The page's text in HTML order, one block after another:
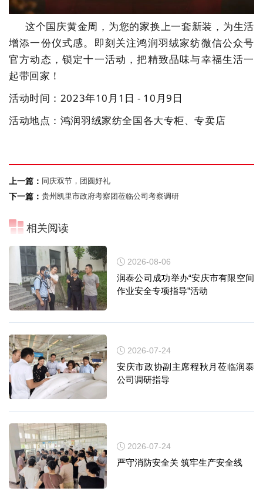
这个国庆黄金周，为您的家换上一套新装，为生活
增添一份仪式感。即刻关注鸿润羽绒家纺微信公众号
官方动态，锁定十一活动，把精致品味与幸福生活一
起带回家！
活动时间： 2023年10月1日 - 10月9日
活动地点：鸿润羽绒家纺全国各大专柜、专卖店
上一篇： 同庆双节，团圆好礼
下一篇： 贵州凯里市政府考察团莅临公司考察调研
相关阅读
2026-08-06
润泰公司成功举办“安庆市有限空间
作业安全专项指导”活动
2026-07-24
安庆市政协副主席程秋月莅临润泰
公司调研指导
2026-07-24
严守消防安全关 筑牢生产安全线